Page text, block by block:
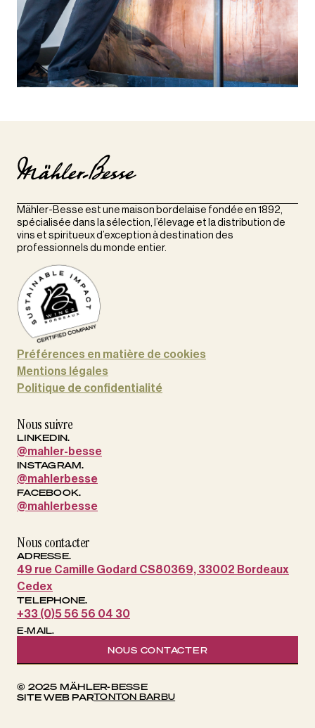
Mähler-Besse est une maison bordelaise fondée en 1892,
spécialisée dans la sélection, l’élevage et la distribution de
vins et spiritueux d’exception à destination des
professionnels du monde entier.
Préférences en matière de cookies
Mentions légales
Politique de confidentialité
Nous suivre
LINKEDIN.
@mahler-besse
INSTAGRAM.
@mahlerbesse
FACEBOOK.
@mahlerbesse
Nous contacter
ADRESSE.
49 rue Camille Godard CS80369, 33002 Bordeaux
Cedex
TELEPHONE.
+33 (0)5 56 56 04 30
E-MAIL.
NOUS CONTACTER
© 2025 MÄHLER-BESSE
SITE WEB PARTONTON BARBU